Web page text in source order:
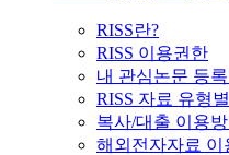
RISS란?
RISS 이용권한
내 관심논문 등
RISS 자료 유형
복사/대출 이용
해외전자자료 이